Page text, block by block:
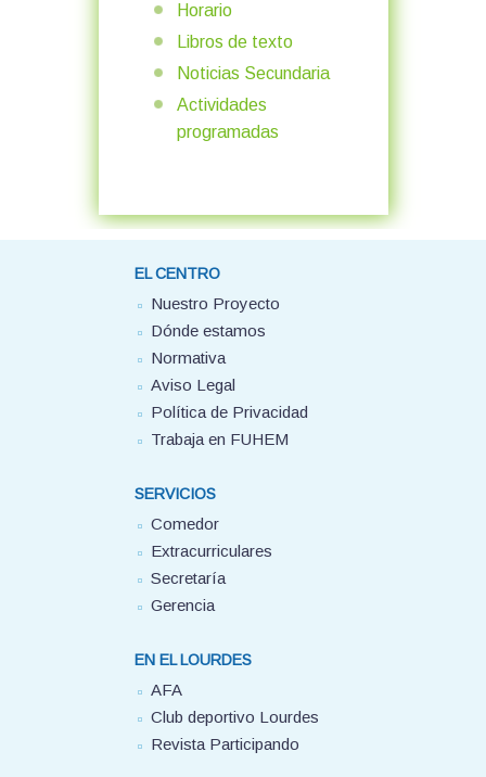
Horario
Libros de texto
Noticias Secundaria
Actividades
programadas
EL CENTRO
Nuestro Proyecto
Dónde estamos
Normativa
Aviso Legal
Política de Privacidad
Trabaja en FUHEM
SERVICIOS
Comedor
Extracurriculares
Secretaría
Gerencia
EN EL LOURDES
AFA
Club deportivo Lourdes
Revista Participando